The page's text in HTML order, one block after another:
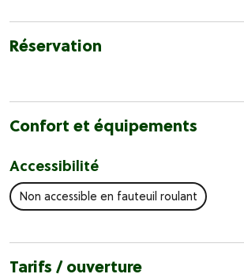
Réservation
Confort et équipements
Accessibilité
Non accessible en fauteuil roulant
Tarifs / ouverture